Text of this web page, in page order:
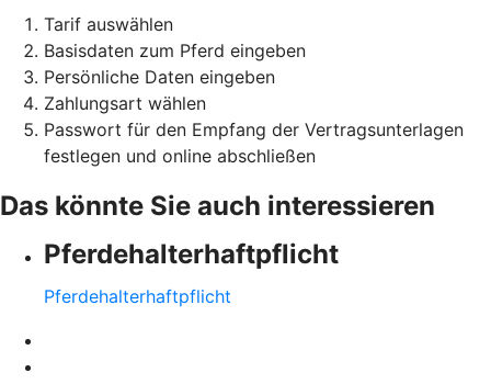
Tarif auswählen
Basisdaten zum Pferd eingeben
Persönliche Daten eingeben
Zahlungsart wählen
Passwort für den Empfang der Vertragsunterlagen
festlegen und online abschließen
Das könnte Sie auch interessieren
Pferdehalter­haftpflicht
Pferdehalter­haftpflicht